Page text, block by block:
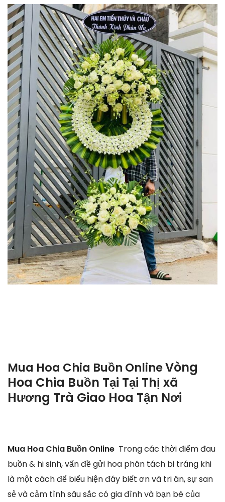
Mua Hoa Chia Buồn OnlineVòng
Hoa Chia Buồn Tại Tại Thị xã
Hương Trà Giao Hoa Tận Nơi
Mua Hoa Chia Buồn Online Trong các thời điểm đau
buồn & hi sinh, vấn đề gửi hoa phân tách bi tráng khi
là một cách để biểu hiện đáy biết ơn và tri ân, sự san
sẻ và cảm tình sâu sắc có gia đình và bạn bè của